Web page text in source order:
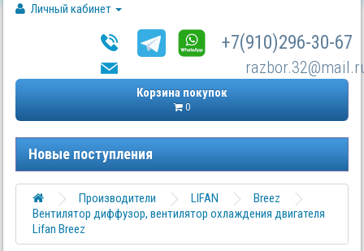
Личный кабинет
+7(910)296-30-67
Корзина покупок
0
Новые поступления
Производители LIFAN
Breez
Вентилятор диффузор, вентилятор охлаждения двигателя
Lifan Breez